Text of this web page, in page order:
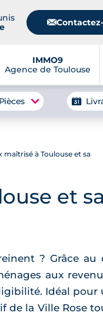
📧
IMMO9
Agence de Toulouse
Pièces
maîtrisé à Toulouse et sa
et
? Grâce au
aux
Idéal
la Ville Rose